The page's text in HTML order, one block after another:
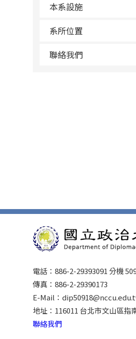
本系設施
系所位置
聯絡我們
電話：886-2-29393091 分機
傳真：886-2-29390173
E-Mail：
地址：116011 台北市文山區指
聯絡我們